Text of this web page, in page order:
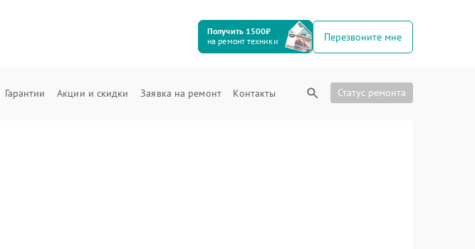
Получить 1500₽
на ремонт техники
Перезвоните мне
Гарантии Акции и скидки Заявка на ремонт Контакты Статус ремонта